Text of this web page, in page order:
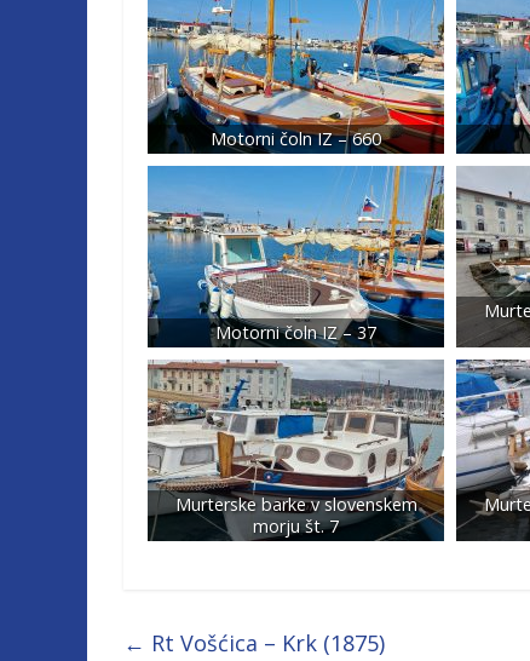
Motorni čoln IZ – 660
Motorni čoln IZ – 37
Murterske barke v slovenskem
morju št. 7
← Rt Vošćica – Krk (1875)